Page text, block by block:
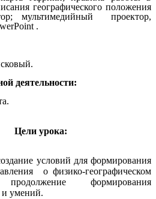
географического положения
мультимедийный проектор,
.
деятельности:
урока:
условий для формирования
о физико-географическом
формирования
и умений.